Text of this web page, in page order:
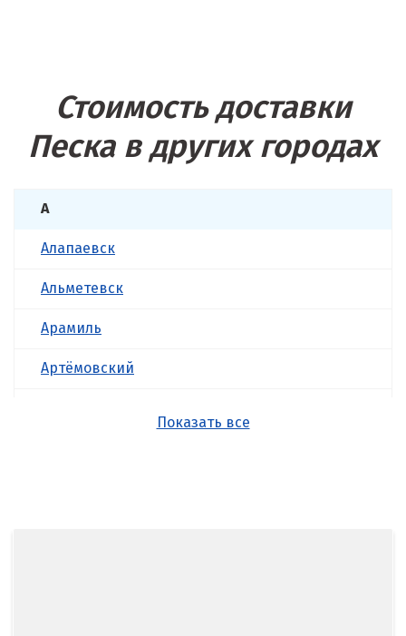
Стоимость доставки
Песка в других городах
А
Алапаевск
Альметевск
Арамиль
Артёмовский
Показать все